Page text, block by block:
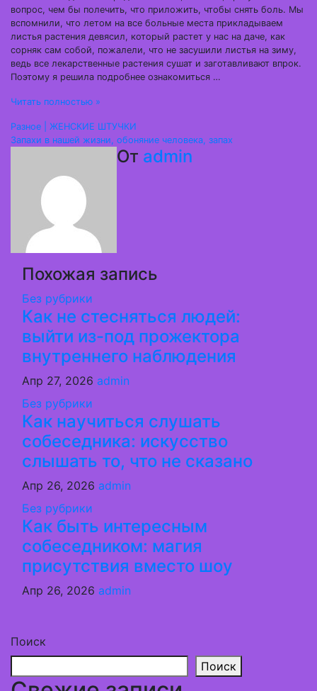
вопрос, чем бы полечить, что приложить, чтобы снять боль. Мы
вспомнили, что летом на все больные места прикладываем
листья растения девясил, который растет у нас на даче, как
сорняк сам собой, пожалели, что не засушили листья на зиму,
ведь все лекарственные растения сушат и заготавливают впрок.
Поэтому я решила подробнее ознакомиться …
Читать полностью »
Навигация
записям
Разное | ЖЕНСКИЕ ШТУЧКИ
Запахи в нашей жизни, обоняние человека, запах
От admin
Похожая запись
Без рубрики
Как не стесняться людей:
выйти из-под прожектора
внутреннего наблюдения
Апр 27, 2026 admin
Без рубрики
Как научиться слушать
собеседника: искусство
слышать то, что не сказано
Апр 26, 2026 admin
Без рубрики
Как быть интересным
собеседником: магия
присутствия вместо шоу
Апр 26, 2026 admin
Поиск
Поиск